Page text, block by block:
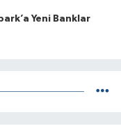
Yeni Banklar